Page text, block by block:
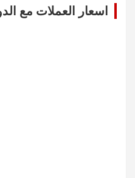
اسعار العملات مع